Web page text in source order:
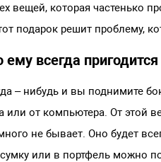
вещей, которая частенько
подарок решит проблему,
ему всегда
– нибудь и вы поднимите
или от компьютера. От этой
не бывает. Оно будет
или в портфель можно